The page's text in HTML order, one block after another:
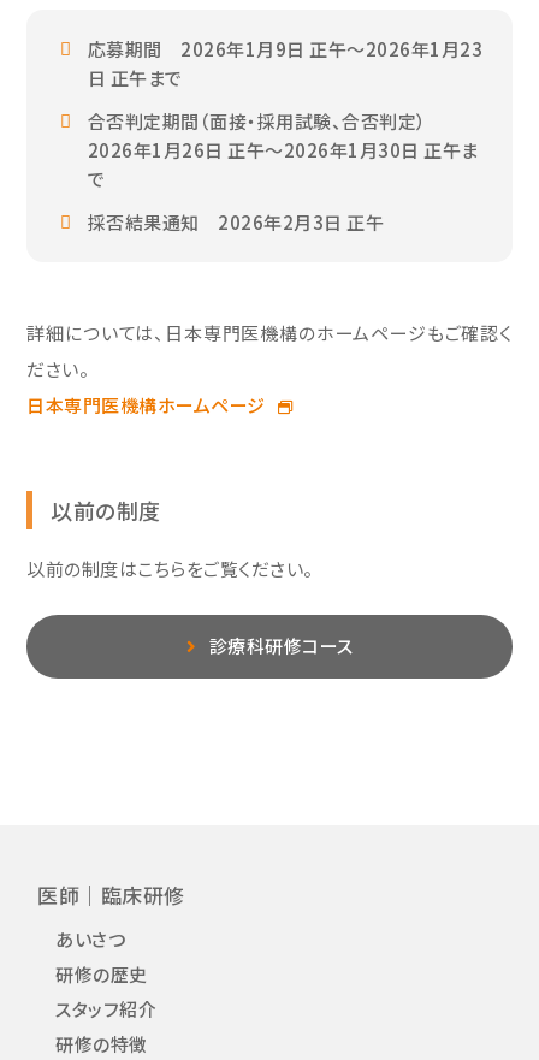
応募期間 2026年1月9日 正午～2026年1月23
日 正午まで
合否判定期間（面接・採用試験、合否判定）
2026年1月26日 正午～2026年1月30日 正午ま
で
採否結果通知 2026年2月3日 正午
詳細については、日本専門医機構のホームページもご確認く
ださい。
日本専門医機構ホームページ
以前の制度
以前の制度はこちらをご覧ください。
診療科研修コース
医師｜臨床研修
あいさつ
研修の歴史
スタッフ紹介
研修の特徴